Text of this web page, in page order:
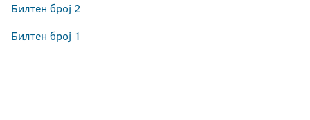
Билтен број 2
Билтен број 1